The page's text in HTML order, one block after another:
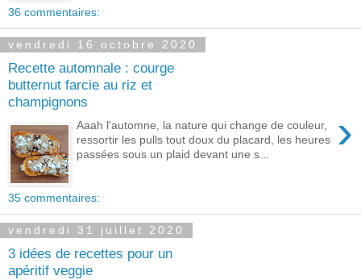
36 commentaires:
vendredi 16 octobre 2020
Recette automnale : courge
butternut farcie au riz et
champignons
›
Aaah l'automne, la nature qui change de couleur,
ressortir les pulls tout doux du placard, les heures
passées sous un plaid devant une s...
35 commentaires:
vendredi 31 juillet 2020
3 idées de recettes pour un
apéritif veggie